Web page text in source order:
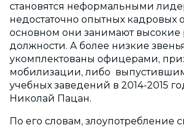
становятся неформальными
недостаточно опытных кадровых
основном они занимают
должности. А более низкие
укомплектованы офицерами,
мобилизации, либо
учебных заведений в 2014-2015
Николай Пацан.
По его словам, злоупотребление